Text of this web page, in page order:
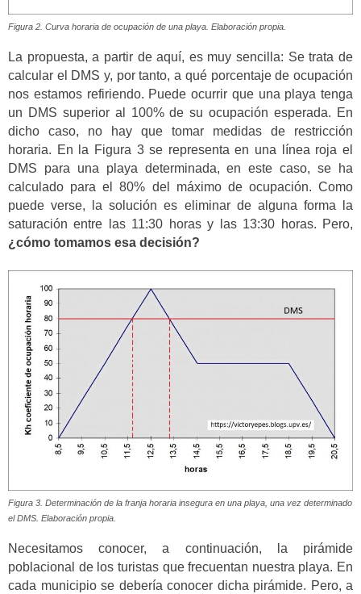
Figura 2. Curva horaria de ocupación de una playa. Elaboración propia.
La propuesta, a partir de aquí, es muy sencilla: Se trata de
calcular el DMS y, por tanto, a qué porcentaje de ocupación
nos estamos refiriendo. Puede ocurrir que una playa tenga
un DMS superior al 100% de su ocupación esperada. En
dicho caso, no hay que tomar medidas de restricción
horaria. En la Figura 3 se representa en una línea roja el
DMS para una playa determinada, en este caso, se ha
calculado para el 80% del máximo de ocupación. Como
puede verse, la solución es eliminar de alguna forma la
saturación entre las 11:30 horas y las 13:30 horas. Pero,
¿cómo tomamos esa decisión?
Figura 3. Determinación de la franja horaria insegura en una playa, una vez determinado
el DMS. Elaboración propia.
Necesitamos conocer, a continuación, la pirámide
poblacional de los turistas que frecuentan nuestra playa. En
cada municipio se debería conocer dicha pirámide. Pero, a